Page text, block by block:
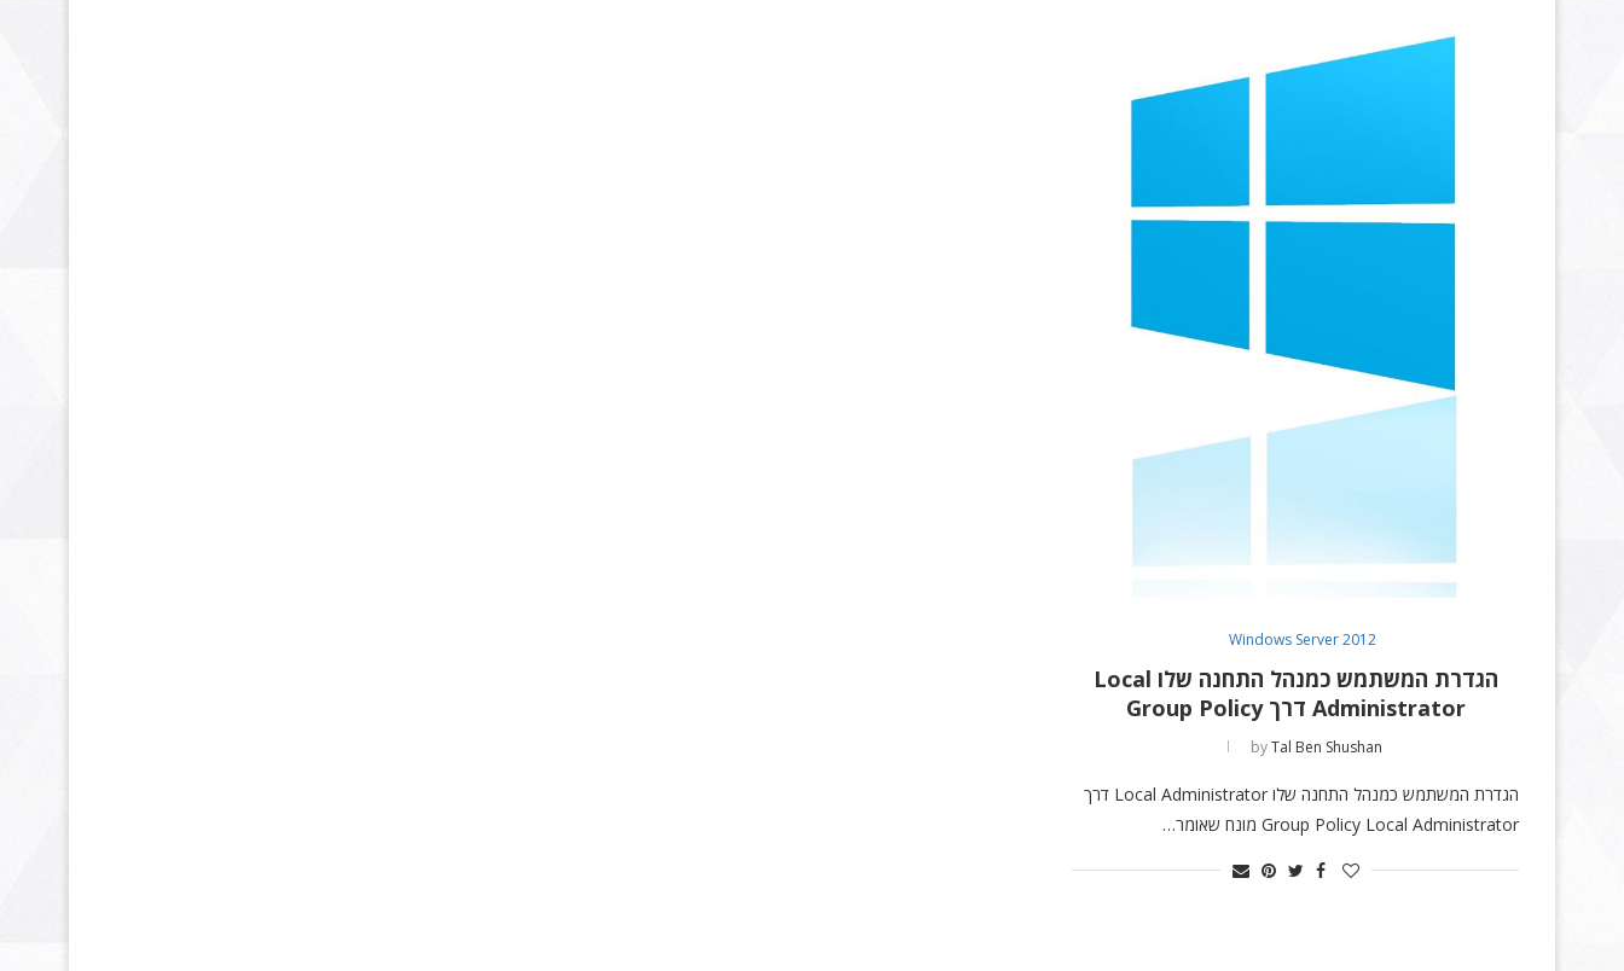
Windows Server 2012
הגדרת המשתמש כמנהל התחנה שלו Local
Administrator דרך Group Policy
byTal Ben Shushan
הגדרת המשתמש כמנהל התחנה שלו Local Administrator דרך
Group Policy Local Administrator מונח שאומר…